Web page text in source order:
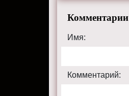
Комментарии
Имя:
Комментарий: